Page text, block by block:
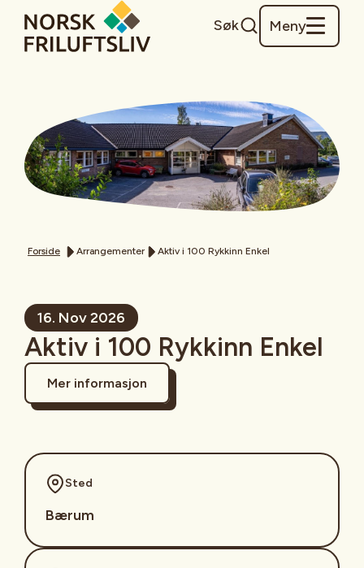
Søk Meny
Forside Arrangementer Aktiv i 100 Rykkinn Enkel
16. Nov 2026
Aktiv i 100 Rykkinn Enkel
Mer informasjon
Sted
Bærum